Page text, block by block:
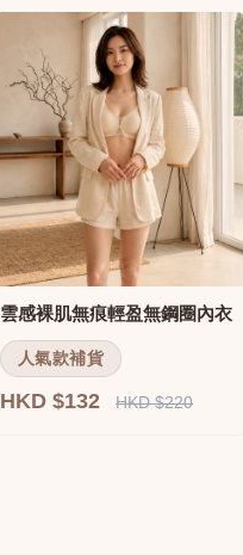
雲感裸肌無痕輕盈無鋼圈內衣
人氣款補貨
HKD $132 HKD $220